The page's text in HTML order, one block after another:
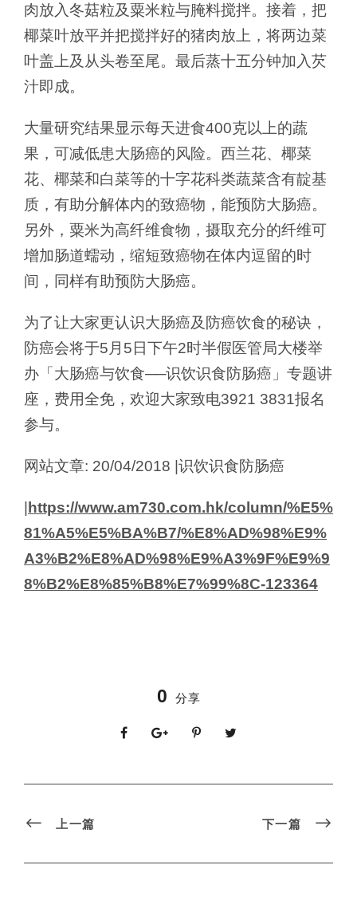
肉放入冬菇粒及粟米粒与腌料搅拌。接着，把
椰菜叶放平并把搅拌好的猪肉放上，将两边菜
叶盖上及从头卷至尾。最后蒸十五分钟加入芡
汁即成。
大量研究结果显示每天进食400克以上的蔬
果，可减低患大肠癌的风险。西兰花、椰菜
花、椰菜和白菜等的十字花科类蔬菜含有靛基
质，有助分解体内的致癌物，能预防大肠癌。
另外，粟米为高纤维食物，摄取充分的纤维可
增加肠道蠕动，缩短致癌物在体内逗留的时
间，同样有助预防大肠癌。
为了让大家更认识大肠癌及防癌饮食的秘诀，
防癌会将于5月5日下午2时半假医管局大楼举
办「大肠癌与饮食──识饮识食防肠癌」专题讲
座，费用全免，欢迎大家致电3921 3831报名
参与。
网站文章: 20/04/2018 |识饮识食防肠癌
|https://www.am730.com.hk/column/%E5%
81%A5%E5%BA%B7/%E8%AD%98%E9%
A3%B2%E8%AD%98%E9%A3%9F%E9%9
8%B2%E8%85%B8%E7%99%8C-123364
0 分享
上一篇 下一篇